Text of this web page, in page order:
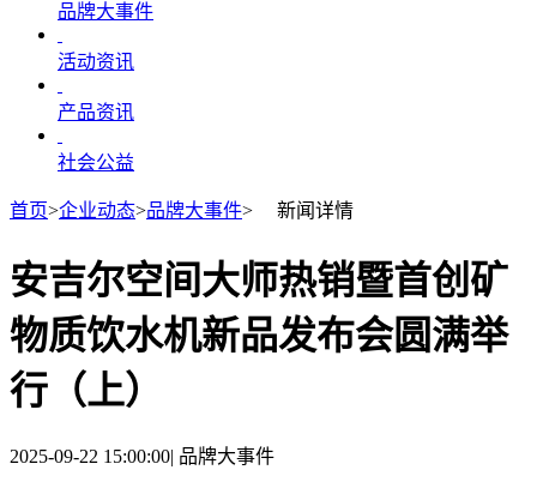
品牌大事件
活动资讯
产品资讯
社会公益
首页>企业动态>品牌大事件> 新闻详情
安吉尔空间大师热销暨首创矿
物质饮水机新品发布会圆满举
行（上）
2025-09-22 15:00:00| 品牌大事件